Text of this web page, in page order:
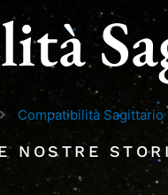
Compatibilità Sagittario
NOSTRE